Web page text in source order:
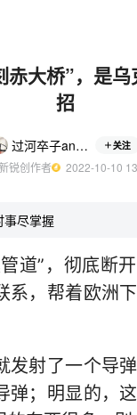
赤大桥”，是
招
过河卒子and与非门 关注
锐创作者
2022-10-10
尽掌握
道”，彻底断
系，帮着欧洲
发射了一个导
弹；明显的，